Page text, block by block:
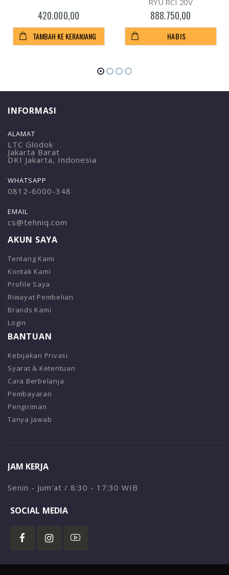
420.000,00
TAMBAH KE KERANJANG
RYU RCI 20V
888.750,00
HABIS
INFORMASI
ALAMAT
LTC Glodok
Jakarta Barat
DKI Jakarta, Indonesia
WHATSAPP
0812-6000-348
EMAIL
cs@tehniq.com
AKUN SAYA
Tentang Kami
Kontak Kami
Profile Saya
Riwayat Pembelian
Brands Kami
Login
BANTUAN
Kebijakan Privasi
Syarat & Ketentuan
Cara Berbelanja
Pembayaran
Pengiriman
Tanya Jawab
JAM KERJA
Senin - Jum'at / 8:30 - 17:30 WIB
SOCIAL MEDIA